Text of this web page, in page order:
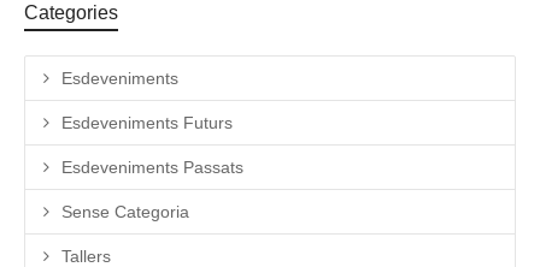
Categories
Esdeveniments
Esdeveniments Futurs
Esdeveniments Passats
Sense Categoria
Tallers